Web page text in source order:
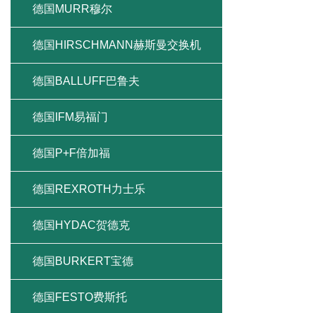
德国MURR穆尔
德国HIRSCHMANN赫斯曼交换机
德国BALLUFF巴鲁夫
德国IFM易福门
德国P+F倍加福
德国REXROTH力士乐
德国HYDAC贺德克
德国BURKERT宝德
德国FESTO费斯托